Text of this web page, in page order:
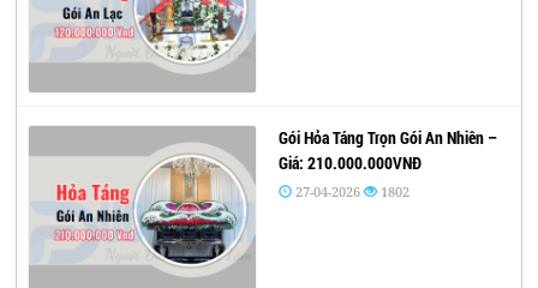
Gói Hỏa Táng Trọn Gói An Nhiên –
Giá: 210.000.000VNĐ
27-04-2026 1802